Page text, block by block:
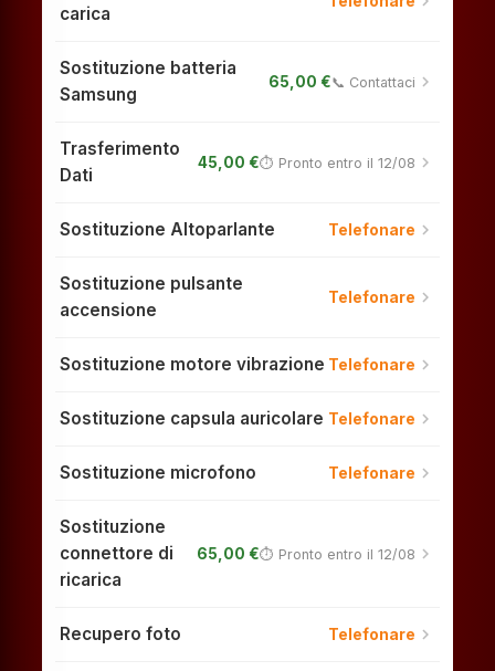
carica
Sostituzione batteria
Samsung
65,00 €📞 Contattaci chevron_right
Trasferimento
Dati
45,00 €⏱ Pronto entro il 12/08 chevron_right
Sostituzione Altoparlante Telefonare chevron_right
Sostituzione pulsante
accensione
Telefonare chevron_right
Sostituzione motore vibrazione Telefonare chevron_right
Sostituzione capsula auricolare Telefonare chevron_right
Sostituzione microfono Telefonare chevron_right
Sostituzione
connettore di
ricarica
65,00 €⏱ Pronto entro il 12/08 chevron_right
Recupero foto Telefonare chevron_right